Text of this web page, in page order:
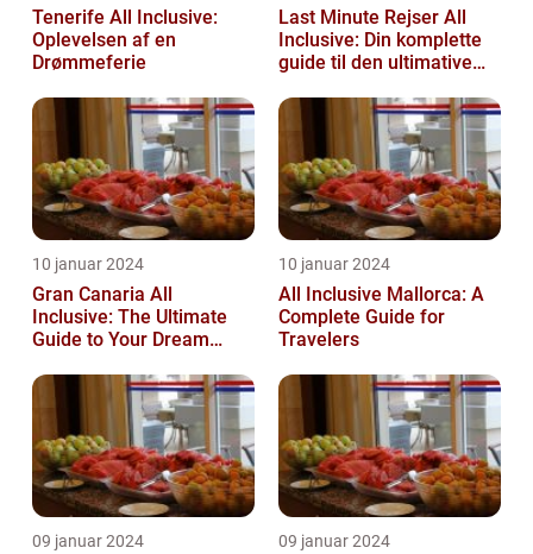
Tenerife All Inclusive:
Oplevelsen af en
Drømmeferie
Last Minute Rejser All
Inclusive: Din komplette
guide til den ultimative
ferieoplevelse
10 januar 2024
Gran Canaria All
Inclusive: The Ultimate
Guide to Your Dream
10 januar 2024
All Inclusive Mallorca: A
Complete Guide for
Travelers
09 januar 2024 09 januar 2024